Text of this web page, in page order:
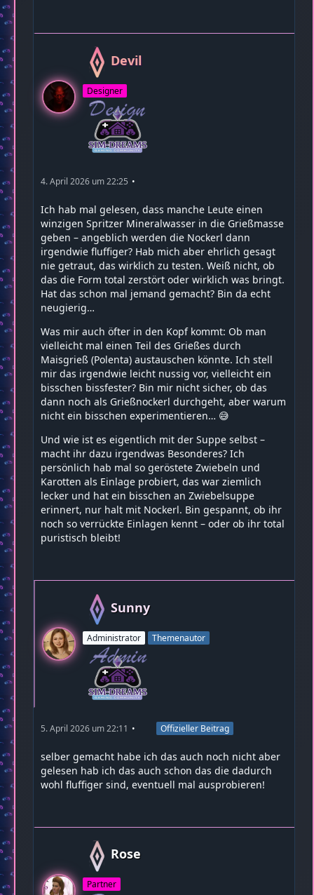
Devil
Designer
4. April 2026 um 22:25
Ich hab mal gelesen, dass manche Leute einen
winzigen Spritzer Mineralwasser in die Grießmasse
geben – angeblich werden die Nockerl dann
irgendwie fluffiger? Hab mich aber ehrlich gesagt
nie getraut, das wirklich zu testen. Weiß nicht, ob
das die Form total zerstört oder wirklich was bringt.
Hat das schon mal jemand gemacht? Bin da echt
neugierig…
Was mir auch öfter in den Kopf kommt: Ob man
vielleicht mal einen Teil des Grießes durch
Maisgrieß (Polenta) austauschen könnte. Ich stell
mir das irgendwie leicht nussig vor, vielleicht ein
bisschen bissfester? Bin mir nicht sicher, ob das
dann noch als Grießnockerl durchgeht, aber warum
nicht ein bisschen experimentieren… 😅
Und wie ist es eigentlich mit der Suppe selbst –
macht ihr dazu irgendwas Besonderes? Ich
persönlich hab mal so geröstete Zwiebeln und
Karotten als Einlage probiert, das war ziemlich
lecker und hat ein bisschen an Zwiebelsuppe
erinnert, nur halt mit Nockerl. Bin gespannt, ob ihr
noch so verrückte Einlagen kennt – oder ob ihr total
puristisch bleibt!
Sunny
Administrator Themenautor
5. April 2026 um 22:11 Offizieller Beitrag
selber gemacht habe ich das auch noch nicht aber
gelesen hab ich das auch schon das die dadurch
wohl fluffiger sind, eventuell mal ausprobieren!
Rose
Partner